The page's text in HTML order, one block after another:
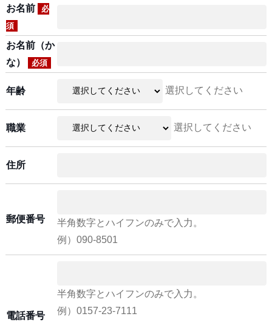
お名前
必
須
お名前（か
な）
必須
年齢 選択してください
職業 選択してください
住所
郵便番号
半角数字とハイフンのみで入力。
例）090-8501
電話番号
半角数字とハイフンのみで入力。
例）0157-23-7111